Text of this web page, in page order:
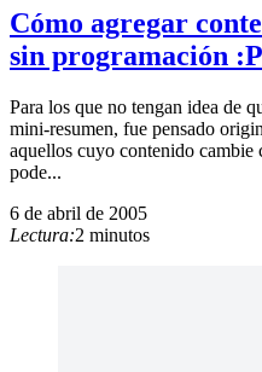
Cómo agregar
sin programación :P
Para los que no tengan idea de
mini-resumen, fue pensado
aquellos cuyo contenido cambie
pode...
6 de abril de 2005
Lectura:2 minutos